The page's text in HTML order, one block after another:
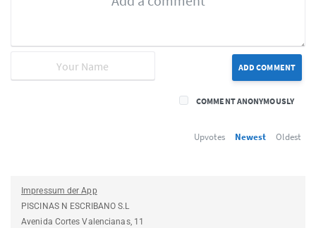
ADD COMMENT
COMMENT ANONYMOUSLY
Upvotes Newest Oldest
Impressum der App
PISCINAS N ESCRIBANO S.L
Avenida Cortes Valencianas, 11